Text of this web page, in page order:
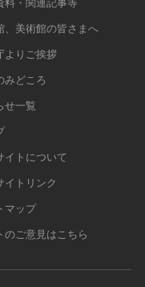
料・関連記事等
、美術館の皆さまへ
よりご挨拶
みどころ
せ一覧
イトについて
イトリンク
マップ
のご意見はこちら